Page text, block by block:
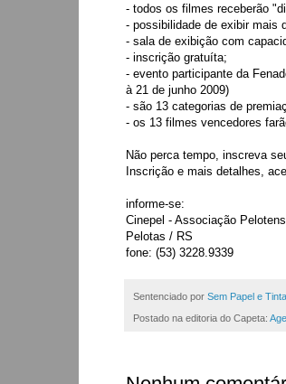
- todos os filmes receberão
- possibilidade de exibir mais
- sala de exibição com
- inscrição gratuíta;
- evento participante da
à 21 de junho 2009)
- são 13 categorias de
- os 13 filmes vencedores
Não perca tempo, inscreva
Inscrição e mais detalhes,
informe-se:
Cinepel - Associação
Pelotas / RS
fone: (53) 3228.9339
Sentenciado por Sem Papel e Tinta
Postado na editoria do Capeta: